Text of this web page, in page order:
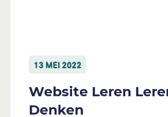
13 MEI 2022
Website Leren
Denken